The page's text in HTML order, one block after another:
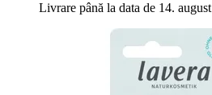
Livrare până la data de 14. august